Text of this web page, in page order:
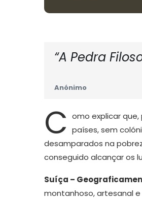
“A Pedra
Anónimo
C omo explicar que,
países, sem
desamparados na
conseguido alcançar os
Suíça –
montanhoso, artesanal